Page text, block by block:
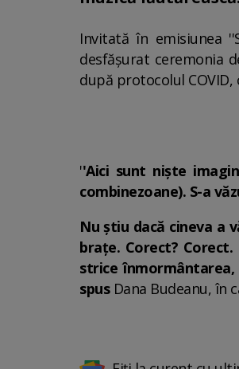
Invitată în emisiunea
desfășurat ceremonia
după protocolul
''Aici sunt nişte
combinezoane). S-a
Nu știu dacă cineva a
brațe. Corect?
strice
spusDana Budeanu, în